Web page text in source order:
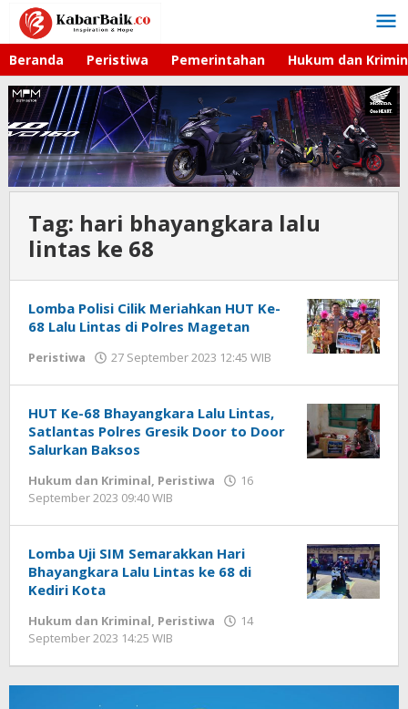
Lewati
konten
Beranda Peristiwa Pemerintahan Hukum dan
Tag: hari bhayangkara lalu
lintas ke 68
Lomba Polisi Cilik Meriahkan HUT Ke-
68 Lalu Lintas di Polres Magetan
Peristiwa 27 September 2023 12:45 WIB
oleh
HUT Ke-68 Bhayangkara Lalu Lintas,
Satlantas Polres Gresik Door to Door
Salurkan Baksos
Hukum dan Kriminal, Peristiwa
16
September 2023 09:40 WIB
Lomba Uji SIM Semarakkan Hari
Bhayangkara Lalu Lintas ke 68 di
Kediri Kota
Hukum dan Kriminal, Peristiwa
14
September 2023 14:25 WIB